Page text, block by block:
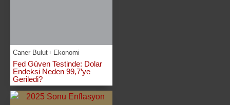
Caner Bulut Ekonomi
Fed Güven Testinde: Dolar
Endeksi Neden 99,7’ye
Geriledi?